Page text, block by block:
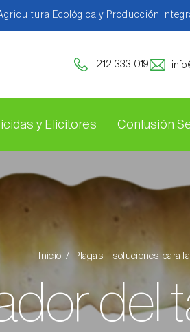
Ecológica y Producción
212 333 019
y Elicitores Confusión
Inicio Plagas - soluciones para
del